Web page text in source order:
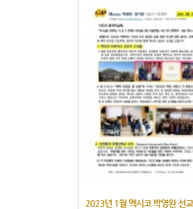
2023년 1월 멕시코 박영완 선